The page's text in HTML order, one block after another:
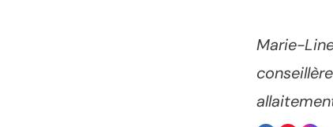
Marie-